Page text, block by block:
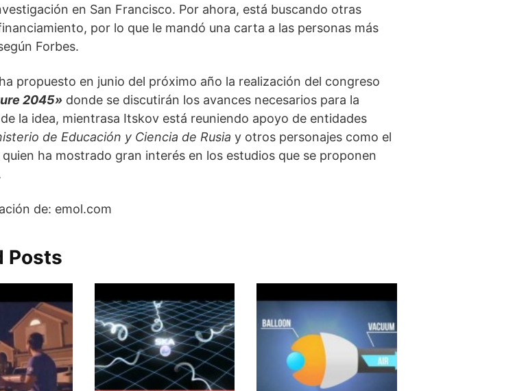
en San Francisco. Por ahora, está buscando otras
por lo que le mandó una carta a las personas más
Forbes.
propuesto en junio del próximo año la realización del congreso
2045» donde se discutirán los avances necesarios para la
la idea, mientrasa Itskov está reuniendo apoyo de entidades
de Educación y Ciencia de Rusia y otros personajes como el
quien ha mostrado gran interés en los estudios que se proponen
de: emol.com
Posts